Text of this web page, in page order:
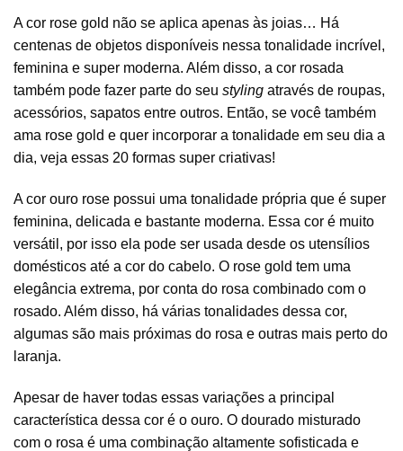
A cor rose gold não se aplica apenas às joias… Há
centenas de objetos disponíveis nessa tonalidade incrível,
feminina e super moderna. Além disso, a cor rosada
também pode fazer parte do seu styling através de roupas,
acessórios, sapatos entre outros. Então, se você também
ama rose gold e quer incorporar a tonalidade em seu dia a
dia, veja essas 20 formas super criativas!
A cor ouro rose possui uma tonalidade própria que é super
feminina, delicada e bastante moderna. Essa cor é muito
versátil, por isso ela pode ser usada desde os utensílios
domésticos até a cor do cabelo. O rose gold tem uma
elegância extrema, por conta do rosa combinado com o
rosado. Além disso, há várias tonalidades dessa cor,
algumas são mais próximas do rosa e outras mais perto do
laranja.
Apesar de haver todas essas variações a principal
característica dessa cor é o ouro. O dourado misturado
com o rosa é uma combinação altamente sofisticada e